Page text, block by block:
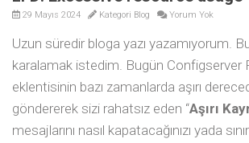
29 Mayıs 2024 Kategori Blog Yorum Yok
Uzun süredir bloga yazı yazamıyorum.
karalamak istedim. Bugün Configserver
eklentisinin bazı zamanlarda aşırı
göndererek sizi rahatsız eden “Aşırı
mesajlarını nasıl kapatacağınızı yada